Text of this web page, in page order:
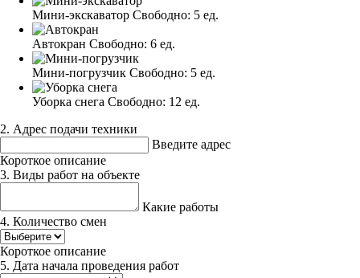
Мини-экскаватор Свободно: 5 ед.
Автокран Свободно: 6 ед.
Мини-погрузчик Свободно: 5 ед.
Уборка снега Свободно: 12 ед.
2. Адрес подачи техники
Введите адрес
Короткое описание
3. Виды работ на объекте
Какие работы
4. Количество смен
Короткое описание
5. Дата начала проведения работ